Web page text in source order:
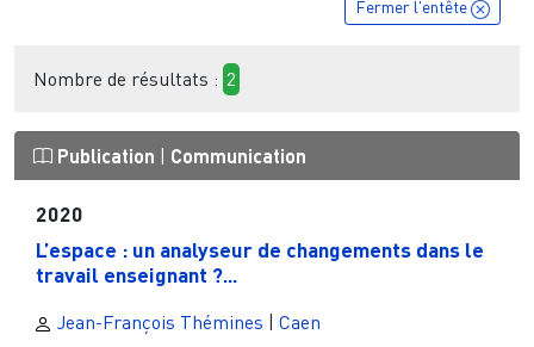
Fermer l'entête
Nombre de résultats : 2
Publication Communication
2020
L’espace : un analyseur de changements dans le
travail enseignant ?...
Jean-François Thémines | Caen